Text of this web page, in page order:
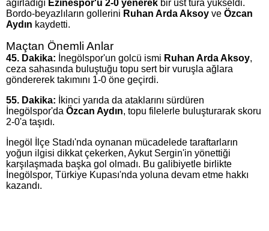
ağırladığı Ezinespor'u 2-0 yenerek bir üst tura yükseldi.
Bordo-beyazlıların gollerini Ruhan Arda Aksoy ve Özcan
Aydın kaydetti.
Maçtan Önemli Anlar
45. Dakika: İnegölspor'un golcü ismi Ruhan Arda Aksoy,
ceza sahasında buluştuğu topu sert bir vuruşla ağlara
göndererek takımını 1-0 öne geçirdi.
55. Dakika: İkinci yarıda da ataklarını sürdüren
İnegölspor'da Özcan Aydın, topu filelerle buluşturarak skoru
2-0'a taşıdı.
İnegöl İlçe Stadı'nda oynanan mücadelede taraftarların
yoğun ilgisi dikkat çekerken, Aykut Sergin'in yönettiği
karşılaşmada başka gol olmadı. Bu galibiyetle birlikte
İnegölspor, Türkiye Kupası'nda yoluna devam etme hakkı
kazandı.